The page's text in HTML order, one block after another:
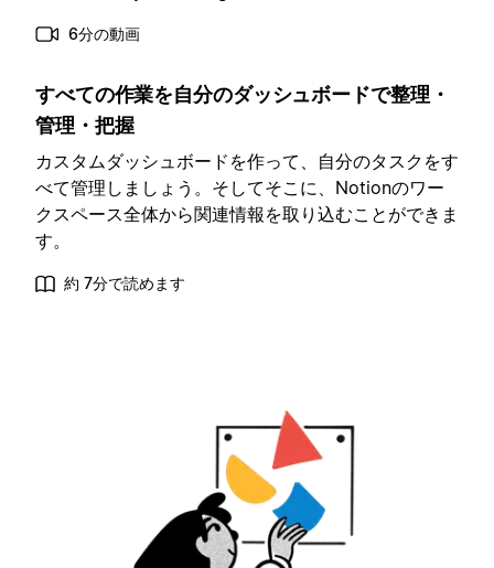
6分の動画
すべての作業を自分のダッシュボードで整理・
管理・把握
カスタムダッシュボードを作って、自分のタスクをす
べて管理しましょう。そしてそこに、Notionのワー
クスペース全体から関連情報を取り込むことができま
す。
約 7分で読めます